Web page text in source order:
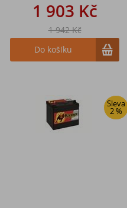
1 903 Kč
1 942 Kč
Do košíku
Sleva
2 %